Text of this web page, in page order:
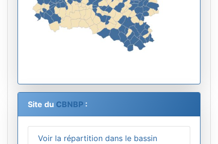
Site du CBNBP :
Voir la répartition dans le bassin